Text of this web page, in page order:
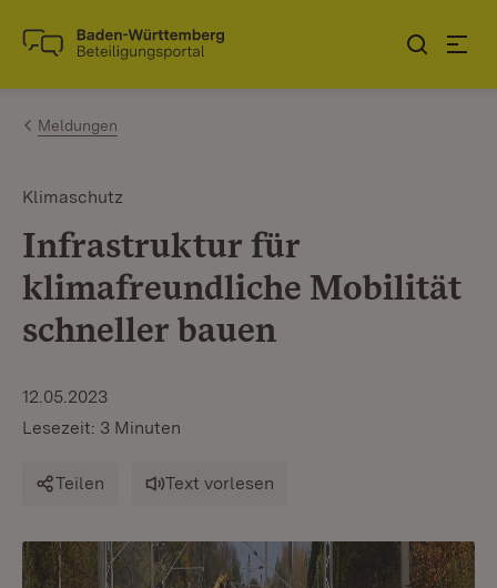
Zum Inhalt springen
Link zur Startseite
Meldungen
Klimaschutz
Infrastruktur für
klimafreundliche Mobilität
schneller bauen
12.05.2023
Lesezeit: 3 Minuten
Teilen Text vorlesen